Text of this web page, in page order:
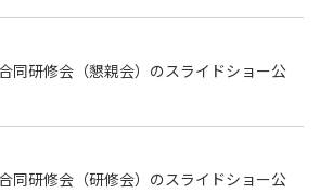
同研修会（懇親会）のスライドショー公
同研修会（研修会）のスライドショー公